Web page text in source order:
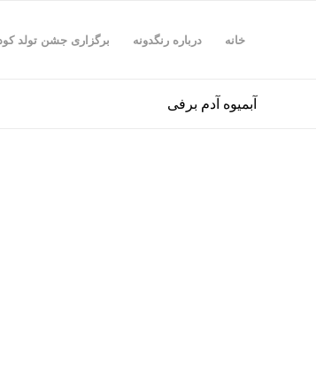
خانه درباره رنگدونه برگزاری جشن تولد
آبمیوه آدم برفی